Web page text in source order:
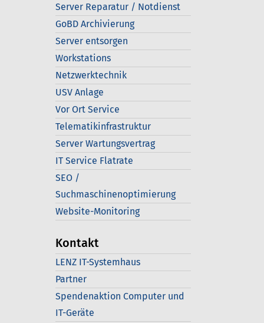
Server Reparatur / Notdienst
GoBD Archivierung
Server entsorgen
Workstations
Netzwerktechnik
USV Anlage
Vor Ort Service
Telematikinfrastruktur
Server Wartungsvertrag
IT Service Flatrate
SEO /
Suchmaschinenoptimierung
Website-Monitoring
Kontakt
LENZ IT-Systemhaus
Partner
Spendenaktion Computer und
IT-Geräte